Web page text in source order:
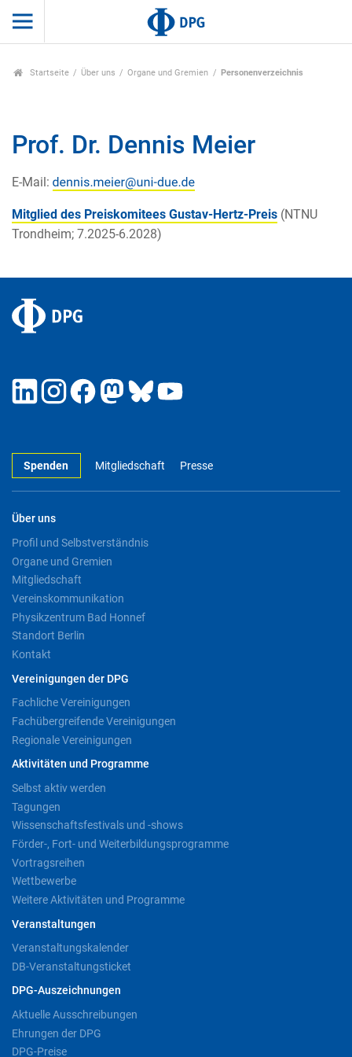
Startseite Über uns Organe und Gremien Personenverzeichnis
Prof. Dr. Dennis Meier
E-Mail:
Mitglied des Preiskomitees Gustav-Hertz-Preis (NTNU
Trondheim; 7.2025-6.2028)
Spenden Mitgliedschaft Presse
Über uns
Profil und Selbstverständnis
Organe und Gremien
Mitgliedschaft
Vereinskommunikation
Physikzentrum Bad Honnef
Standort Berlin
Kontakt
Vereinigungen der DPG
Fachliche Vereinigungen
Fachübergreifende Vereinigungen
Regionale Vereinigungen
Aktivitäten und Programme
Selbst aktiv werden
Tagungen
Wissenschaftsfestivals und -shows
Förder-, Fort- und Weiterbildungsprogramme
Vortragsreihen
Wettbewerbe
Weitere Aktivitäten und Programme
Veranstaltungen
Veranstaltungskalender
DB-Veranstaltungsticket
DPG-Auszeichnungen
Aktuelle Ausschreibungen
Ehrungen der DPG
DPG-Preise